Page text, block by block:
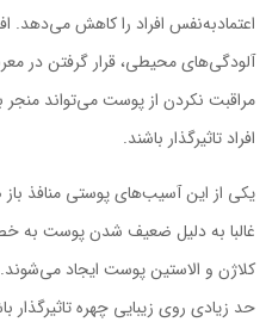
اعتمادبه‌نفس افراد را کاهش می‌دهد.
آلودگی‌های محیطی، قرار گرفتن در
مراقبت نکردن از پوست ‌می‌تواند
افراد تاثیرگذار باشند.
یکی از این آسیب‌های پوستی منافذ
غالبا به ‌دلیل ضعیف ‌شدن پوست به
کلاژن و الاستین پوست ایجاد
حد زیادی روی زیبایی چهره تاثیرگذار